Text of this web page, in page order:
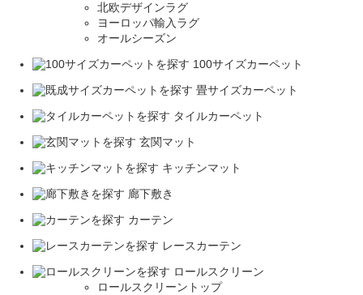
北欧デザインラグ
ヨーロッパ輸入ラグ
オールシーズン
100サイズカーペット
畳サイズカーペット
タイルカーペット
玄関マット
キッチンマット
廊下敷き
カーテン
レースカーテン
ロールスクリーン
ロールスクリーントップ